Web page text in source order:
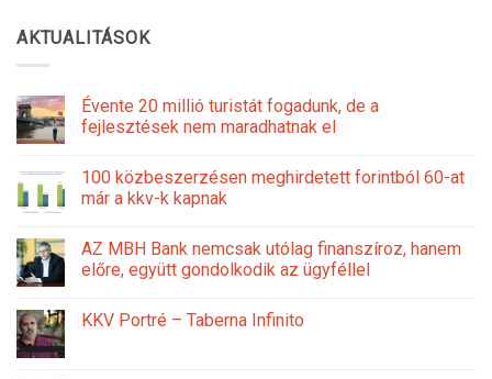
AKTUALITÁSOK
Évente 20 millió turistát fogadunk, de a
fejlesztések nem maradhatnak el
100 közbeszerzésen meghirdetett forintból 60-at
már a kkv-k kapnak
AZ MBH Bank nemcsak utólag finanszíroz, hanem
előre, együtt gondolkodik az ügyféllel
KKV Portré – Taberna Infinito